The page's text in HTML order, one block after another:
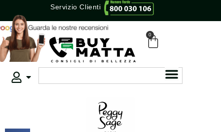
Servizio Clienti
0